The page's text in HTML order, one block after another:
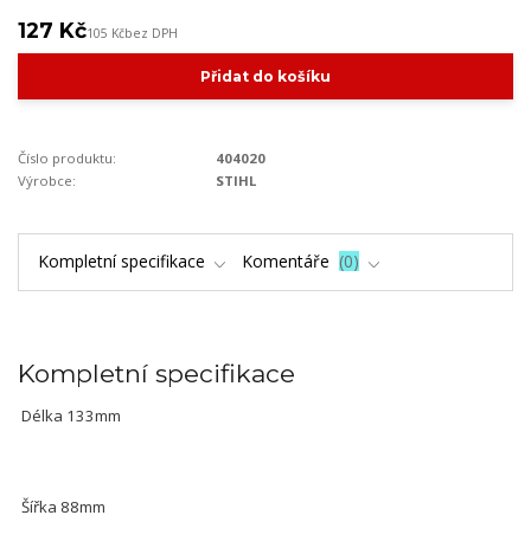
127 Kč105 Kčbez DPH
Přidat do košíku
Číslo produktu:
404020
Výrobce:
STIHL
Kompletní specifikace Komentáře 0
Kompletní specifikace
Délka 133mm
Šířka 88mm